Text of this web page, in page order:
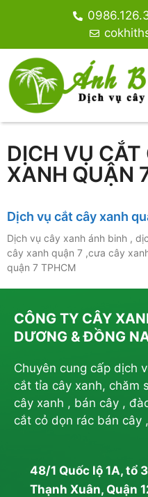
DỊCH VỤ
XANH QUẬN
Dịch vụ cắt cây xanh
Dịch vụ cây xanh ánh binh ,
cây xanh quận 7 ,cưa cây
quận 7 TPHCM
CÔNG TY CÂY
DƯƠNG & ĐỒNG
Chuyên cung cấp dịch
cắt tỉa cây xanh, chăm
cây xanh , bán cây ,
cắt cỏ dọn rác bán cây
48/1 Quốc lộ 1A, tổ
Thạnh Xuân, Quận